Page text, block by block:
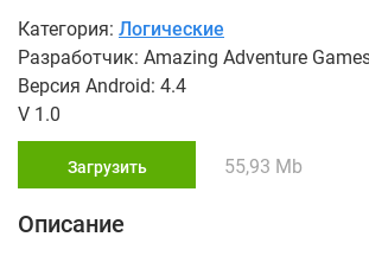
Категория: Логические
Разработчик: Amazing Adventure
Версия Android: 4.4
V 1.0
Загрузить 55,93 Mb
Описание